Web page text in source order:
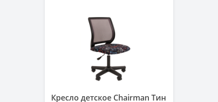
Кресло детское Chairman Тин